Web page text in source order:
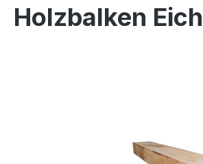
Holzbalken